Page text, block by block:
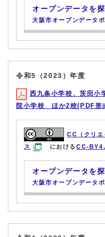
オープンデータを
大阪市オープンデータ
令和5（2023）年度
西九条小学校、茨田小
院小学校 ほか2校(PDF形
CC（クリエ
ス
におけるCC-
オープンデータを
大阪市オープンデータ